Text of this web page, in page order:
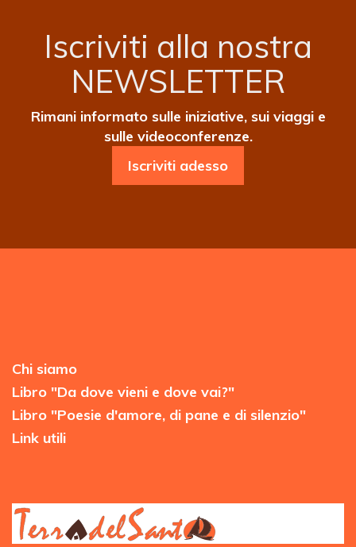
Iscriviti alla nostra
NEWSLETTER
Rimani informato sulle iniziative, sui viaggi e
sulle videoconferenze.
Iscriviti adesso
Chi siamo
Libro "Da dove vieni e dove vai?"
Libro "Poesie d'amore, di pane e di silenzio"
Link utili